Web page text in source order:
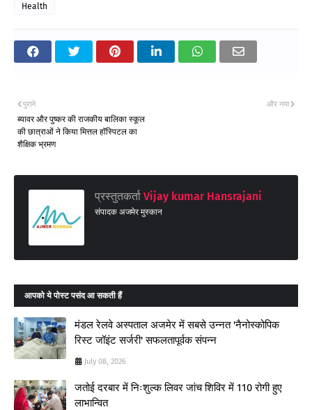
Health
और नया
पुराने
ब्यावर और पुष्कर की राजकीय बालिका स्कूल
की छात्राओं ने किया मित्तल हॉस्पिटल का
शैक्षिक भ्रमण
प्रस्तुतकर्ता Vijay kumar Hansrajani
संपादक अजमेर मुस्कान
आपको ये पोस्ट पसंद आ सकती हैं
मंडल रेलवे अस्पताल अजमेर में सबसे उन्नत 'नैनोस्कोपिक
रिस्ट जॉइंट सर्जरी' सफलतापूर्वक संपन्न
July 08, 2026
जतोई दरबार में निःशुल्क लिवर जांच शिविर में 110 रोगी हुए
लाभान्वित